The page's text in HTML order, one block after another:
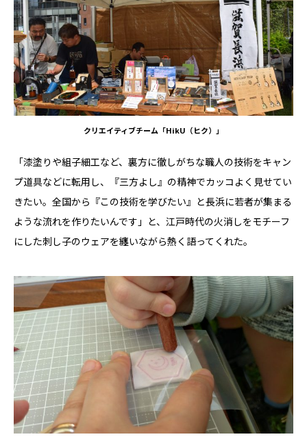
クリエイティブチーム「HikU（ヒク）」
「漆塗りや組子細工など、裏方に徹しがちな職人の技術をキャン
プ道具などに転用し、『三方よし』の精神でカッコよく見せてい
きたい。全国から『この技術を学びたい』と長浜に若者が集まる
ような流れを作りたいんです」と、江戸時代の火消しをモチーフ
にした刺し子のウェアを纏いながら熱く語ってくれた。